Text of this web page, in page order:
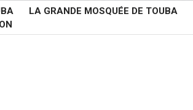
LA GRANDE MOSQUÉE DE TOUBA